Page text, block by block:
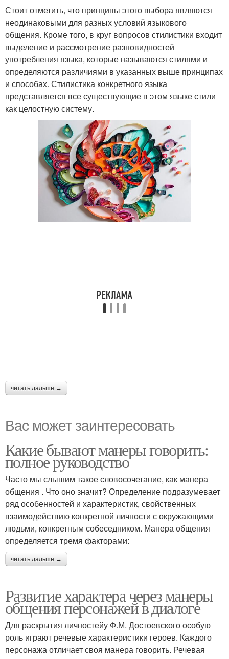
Стоит отметить, что принципы этого выбора являются
неодинаковыми для разных условий языкового
общения. Кроме того, в круг вопросов стилистики входит
выделение и рассмотрение разновидностей
употребления языка, которые называются стилями и
определяются различиями в указанных выше принципах
и способах. Стилистика конкретного языка
представляется все существующие в этом языке стили
как целостную систему.
читать дальше →
Вас может заинтересовать
Какие бывают манеры говорить:
полное руководство
Часто мы слышим такое словосочетание, как манера
общения . Что оно значит? Определение подразумевает
ряд особенностей и характеристик, свойственных
взаимодействию конкретной личности с окружающими
людьми, конкретным собеседником. Манера общения
определяется тремя факторами:
читать дальше →
Развитие характера через манеры
общения персонажей в диалоге
Для раскрытия личностейу Ф.М. Достоевского особую
роль играют речевые характеристики героев. Каждого
персонажа отличает своя манера говорить. Речевая